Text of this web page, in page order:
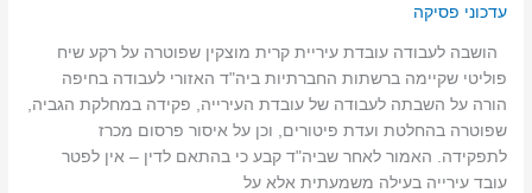
עדכוני פסיקה
הושבה לעבודה עובדת עיריית קרית מוצקין שפוטרה על רקע שיח
פוליטי שקיימה ברשתות החברתיות ביה"ד האזורי לעבודה בחיפה
הורה על השבתה לעבודה של עובדת העירייה, פקידה במחלקת הגביה,
שפוטרה בהחלטת ועדת פיטורים, וכן על איסור פרסום מכרז
לתפקידה. האמור לאחר שביה"ד קבע כי בהתאם לדין – אין לפטר
עובד עירייה בעילה משמעתית אלא על